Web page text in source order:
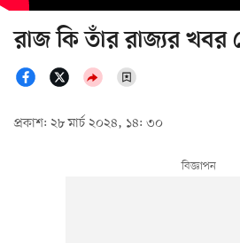
রাজ কি তাঁর রাজ্যর খবর
প্রকাশ: ২৮ মার্চ ২০২৪, ১৪: ৩০